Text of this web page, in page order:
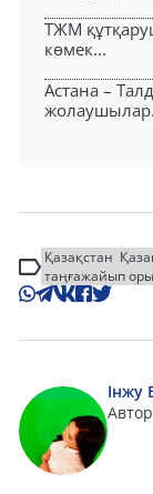
ТЖМ
көмек...
Астана –
Қазақстан
таңғажайып
Інжу
Автор